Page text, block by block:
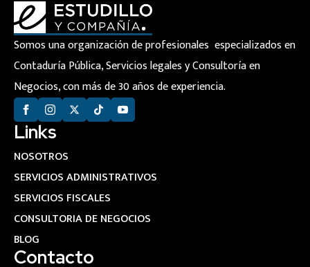
Somos una organización de profesionales especializados en
Contaduría Pública, Servicios legales y Consultoría en
Negocios, con más de 30 años de experiencia.
Links
NOSOTROS
SERVICIOS ADMINISTRATIVOS
SERVICIOS FISCALES
CONSULTORIA DE NEGOCIOS
BLOG
Contacto